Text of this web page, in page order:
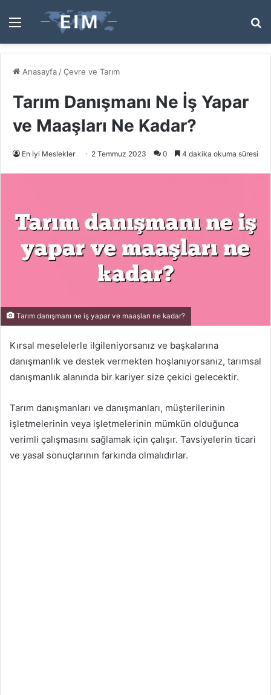
Menü
...
Anasayfa /Çevre ve Tarım
Tarım Danışmanı Ne İş Yapar
ve Maaşları Ne Kadar?
En İyi Meslekler 2 Temmuz 2023 0 4 dakika okuma süresi
Tarım danışmanı ne iş yapar ve maaşları ne kadar?
Kırsal meselelerle ilgileniyorsanız ve başkalarına
danışmanlık ve destek vermekten hoşlanıyorsanız, tarımsal
danışmanlık alanında bir kariyer size çekici gelecektir.
Tarım danışmanları ve danışmanları, müşterilerinin
işletmelerinin veya işletmelerinin mümkün olduğunca
verimli çalışmasını sağlamak için çalışır. Tavsiyelerin ticari
ve yasal sonuçlarının farkında olmalıdırlar.